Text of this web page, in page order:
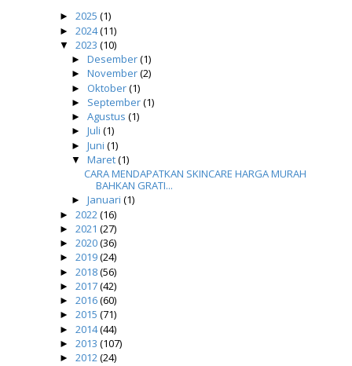
► 2025 (1)
► 2024(11)
▼ 2023 (10)
►Desember(1)
►November(2)
► Oktober(1)
► September(1)
►Agustus(1)
►Juli(1)
►Juni(1)
▼Maret(1)
CARA MENDAPATKAN SKINCARE HARGA MURAH
BAHKAN GRATI...
►Januari(1)
► 2022 (16)
► 2021 (27)
► 2020(36)
► 2019(24)
► 2018(56)
► 2017(42)
► 2016(60)
► 2015 (71)
► 2014(44)
► 2013 (107)
► 2012(24)